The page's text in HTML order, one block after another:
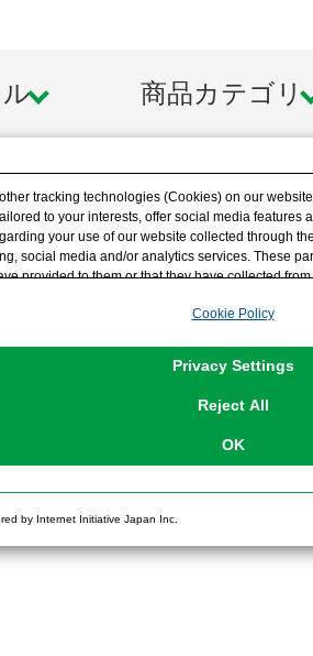
商品カテゴリ
tracking technologies (Cookies) on our
to your interests, offer social media features
your use of our website collected through
social media and/or analytics services. These
provided to them or that they have collected
except for Strictly Necessary Cookies, please
consent or rejection settings at any time via
Cookie Policy
Privacy Settings
Reject All
OK
by Internet Initiative Japan Inc.